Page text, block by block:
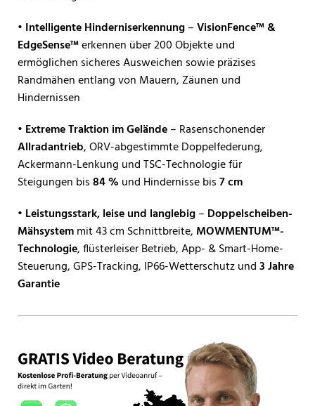
• Intelligente Hinderniserkennung–VisionFence™ &
EdgeSense™erkennen über 200 Objekte und
ermöglichen sicheres Ausweichen sowie präzises
Randmähen entlang von Mauern, Zäunen und
Hindernissen
• Extreme Traktion im Gelände– Rasenschonender
Allradantrieb, ORV-abgestimmte Doppelfederung,
Ackermann-Lenkung und TSC-Technologie für
Steigungen bis84 % und Hindernisse bis7 cm
• Leistungsstark, leise und langlebig– Doppelscheiben-
Mähsystemmit 43 cm Schnittbreite, MOWMENTUM™-
Technologie, flüsterleiser Betrieb, App- & Smart-Home-
Steuerung, GPS-Tracking, IP66-Wetterschutz und3 Jahre
Garantie